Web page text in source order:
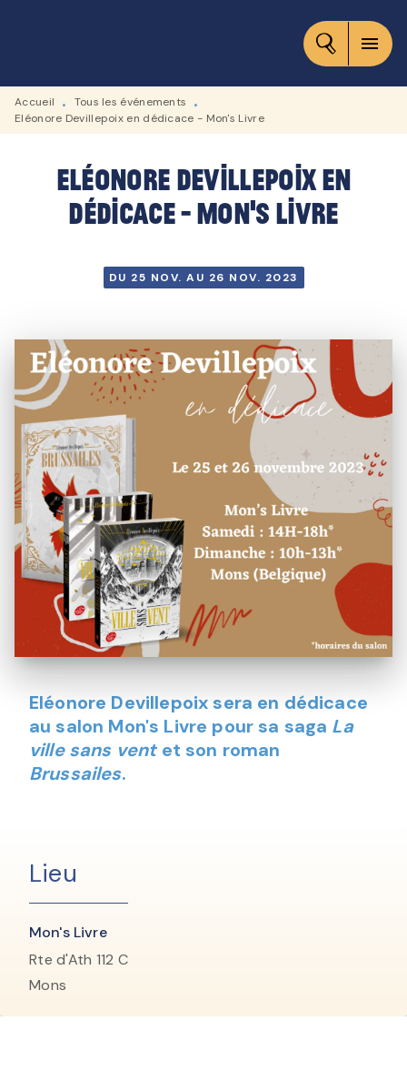
CONTENU
menu
Accueil • Tous les événements
•
Eléonore Devillepoix en dédicace - Mon's Livre
Eléonore Devillepoix en
dédicace - Mon's Livre
DU 25 NOV. AU 26 NOV. 2023
Eléonore Devillepoix sera en dédicace
au salon Mon's Livre pour sa saga La
ville sans ventet son roman
Brussailes.
Lieu
Mon's Livre
Rte d'Ath 112 C
Mons